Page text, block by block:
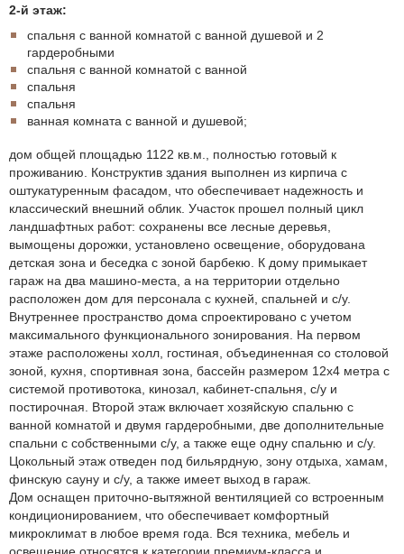
2-й этаж:
спальня с ванной комнатой с ванной душевой и 2
гардеробными
спальня с ванной комнатой с ванной
спальня
спальня
ванная комната с ванной и душевой;
дом общей площадью 1122 кв.м., полностью готовый к
проживанию. Конструктив здания выполнен из кирпича с
оштукатуренным фасадом, что обеспечивает надежность и
классический внешний облик. Участок прошел полный цикл
ландшафтных работ: сохранены все лесные деревья,
вымощены дорожки, установлено освещение, оборудована
детская зона и беседка с зоной барбекю. К дому примыкает
гараж на два машино-места, а на территории отдельно
расположен дом для персонала с кухней, спальней и с/у.
Внутреннее пространство дома спроектировано с учетом
максимального функционального зонирования. На первом
этаже расположены холл, гостиная, объединенная со столовой
зоной, кухня, спортивная зона, бассейн размером 12х4 метра с
системой противотока, кинозал, кабинет-спальня, с/у и
постирочная. Второй этаж включает хозяйскую спальню с
ванной комнатой и двумя гардеробными, две дополнительные
спальни с собственными с/у, а также еще одну спальню и с/у.
Цокольный этаж отведен под бильярдную, зону отдыха, хамам,
финскую сауну и с/у, а также имеет выход в гараж.
Дом оснащен приточно-вытяжной вентиляцией со встроенным
кондиционированием, что обеспечивает комфортный
микроклимат в любое время года. Вся техника, мебель и